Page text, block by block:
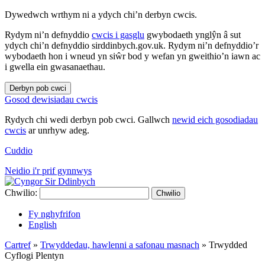
Dywedwch wrthym ni a ydych chi’n derbyn cwcis.
Rydym ni’n defnyddio cwcis i gasglu gwybodaeth ynglŷn â sut
ydych chi’n defnyddio sirddinbych.gov.uk. Rydym ni’n defnyddio’r
wybodaeth hon i wneud yn siŵr bod y wefan yn gweithio’n iawn ac
i gwella ein gwasanaethau.
Derbyn pob cwci
Gosod dewisiadau cwcis
Rydych chi wedi derbyn pob cwci. Gallwch newid eich gosodiadau
cwcis ar unrhyw adeg.
Cuddio
Neidio i'r prif gynnwys
Chwilio: Chwilio
Fy nghyfrifon
English
Cartref» Trwyddedau, hawlenni a safonau masnach » Trwydded
Cyflogi Plentyn